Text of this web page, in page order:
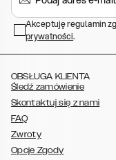
Galaxy S23+
S22 Ultra,Galaxy A52/
S21 Ultra,Galaxy S20
, ,
Akceptuję regulamin
prywatności.
OBSŁUGA KLIENTA
Śledź zamówienie
Skontaktuj się z nami
FAQ
Zwroty
Opcje Zgody